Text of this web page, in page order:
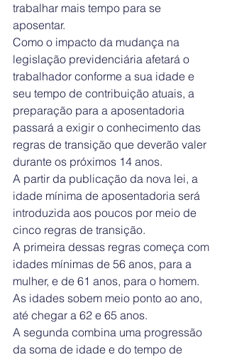
trabalhar mais tempo para se
aposentar.
Como o impacto da mudança na
legislação previdenciária afetará o
trabalhador conforme a sua idade e
seu tempo de contribuição atuais, a
preparação para a aposentadoria
passará a exigir o conhecimento das
regras de transição que deverão valer
durante os próximos 14 anos.
A partir da publicação da nova lei, a
idade mínima de aposentadoria será
introduzida aos poucos por meio de
cinco regras de transição.
A primeira dessas regras começa com
idades mínimas de 56 anos, para a
mulher, e de 61 anos, para o homem.
As idades sobem meio ponto ao ano,
até chegar a 62 e 65 anos.
A segunda combina uma progressão
da soma de idade e do tempo de